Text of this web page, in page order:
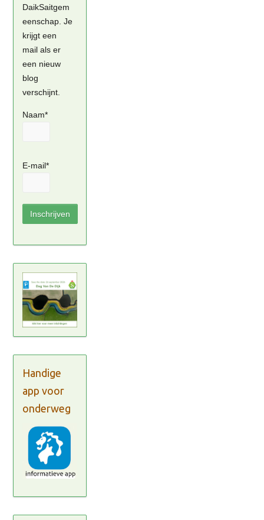
DaikSaitgem
eenschap. Je
krijgt een
mail als er
een nieuw
blog
verschijnt.
Naam*
E-mail*
Handige
app voor
onderweg